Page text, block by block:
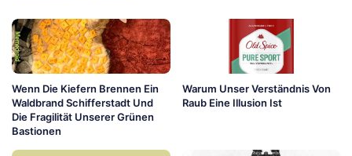
Wenn Die Kiefern Brennen Ein
Waldbrand Schifferstadt Und
Die Fragilität Unserer Grünen
Bastionen
Warum Unser Verständnis Von
Raub Eine Illusion Ist